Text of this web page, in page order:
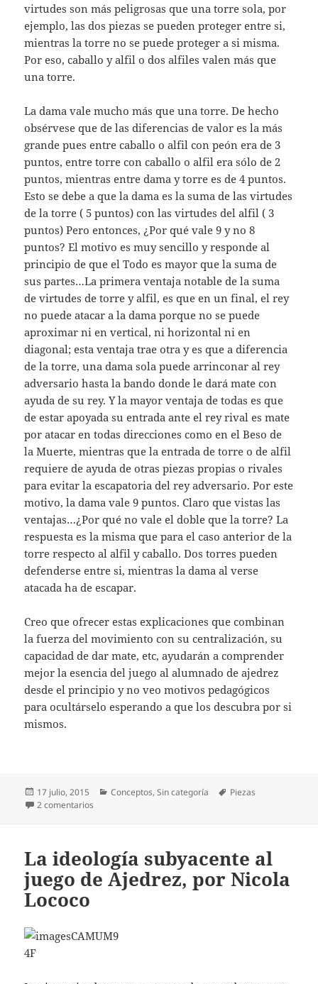
virtudes son más peligrosas que una torre sola, por
ejemplo, las dos piezas se pueden proteger entre si,
mientras la torre no se puede proteger a si misma.
Por eso, caballo y alfil o dos alfiles valen más que
una torre.
La dama vale mucho más que una torre. De hecho
obsérvese que de las diferencias de valor es la más
grande pues entre caballo o alfil con peón era de 3
puntos, entre torre con caballo o alfil era sólo de 2
puntos, mientras entre dama y torre es de 4 puntos.
Esto se debe a que la dama es la suma de las virtudes
de la torre ( 5 puntos) con las virtudes del alfil ( 3
puntos) Pero entonces, ¿Por qué vale 9 y no 8
puntos? El motivo es muy sencillo y responde al
principio de que el Todo es mayor que la suma de
sus partes…La primera ventaja notable de la suma
de virtudes de torre y alfil, es que en un final, el rey
no puede atacar a la dama porque no se puede
aproximar ni en vertical, ni horizontal ni en
diagonal; esta ventaja trae otra y es que a diferencia
de la torre, una dama sola puede arrinconar al rey
adversario hasta la bando donde le dará mate con
ayuda de su rey. Y la mayor ventaja de todas es que
de estar apoyada su entrada ante el rey rival es mate
por atacar en todas direcciones como en el Beso de
la Muerte, mientras que la entrada de torre o de alfil
requiere de ayuda de otras piezas propias o rivales
para evitar la escapatoria del rey adversario. Por este
motivo, la dama vale 9 puntos. Claro que vistas las
ventajas…¿Por qué no vale el doble que la torre? La
respuesta es la misma que para el caso anterior de la
torre respecto al alfil y caballo. Dos torres pueden
defenderse entre si, mientras la dama al verse
atacada ha de escapar.
Creo que ofrecer estas explicaciones que combinan
la fuerza del movimiento con su centralización, su
capacidad de dar mate, etc, ayudarán a comprender
mejor la esencia del juego al alumnado de ajedrez
desde el principio y no veo motivos pedagógicos
para ocultárselo esperando a que los descubra por si
mismos.
Publicado
el
17 julio, 2015 Categorías
Conceptos,Sin categoría Etiquetas
Piezas
2 comentarios
La ideología subyacente al
juego de Ajedrez, por Nicola
Lococo